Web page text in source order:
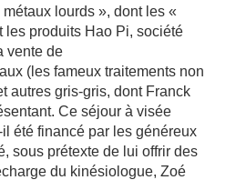
lourds », dont les «
les produits Hao Pi, société
vente de
(les fameux traitements non
autres gris-gris, dont Franck
Ce séjour à visée
été financé par les généreux
sous prétexte de lui offrir des
du kinésiologue, Zoé